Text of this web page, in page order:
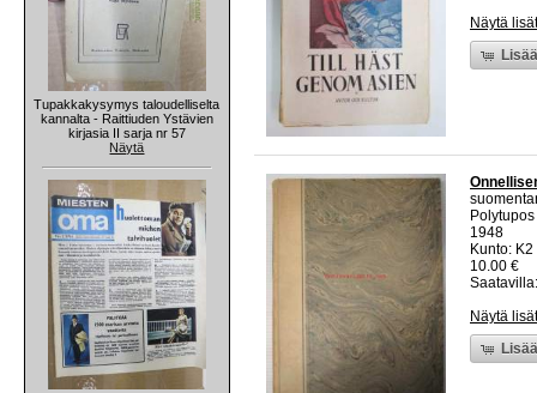
Tupakkakysymys taloudelliselta
kannalta - Raittiuden Ystävien
kirjasia II sarja nr 57
Näytä
Näytä
Polytupos
1948
Kunto:
10.00 €
Näytä